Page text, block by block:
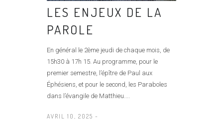
LES ENJEUX DE LA
PAROLE
En général le 2ème jeudi de chaque mois, de
15h30 à 17h 15. Au programme, pour le
premier semestre, l’épître de Paul aux
Éphésiens, et pour le second, les Paraboles
dans l’évangile de Matthieu....
AVRIL 10, 2025 -